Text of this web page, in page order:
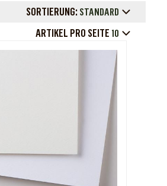
SORTIERUNG: STANDARD
ARTIKEL PRO SEITE 10